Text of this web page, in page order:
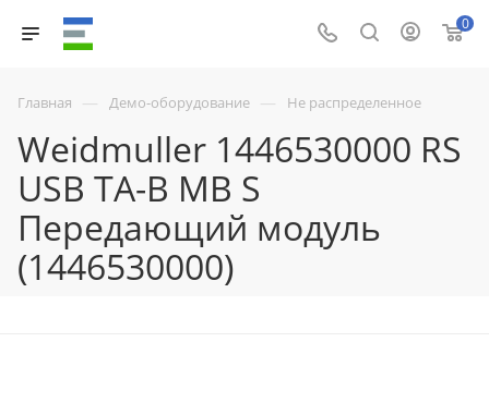
0
Главная — Демо-оборудование — Не распределенное
Weidmuller 1446530000 RS
USB TA-B MB S
Передающий модуль
(1446530000)